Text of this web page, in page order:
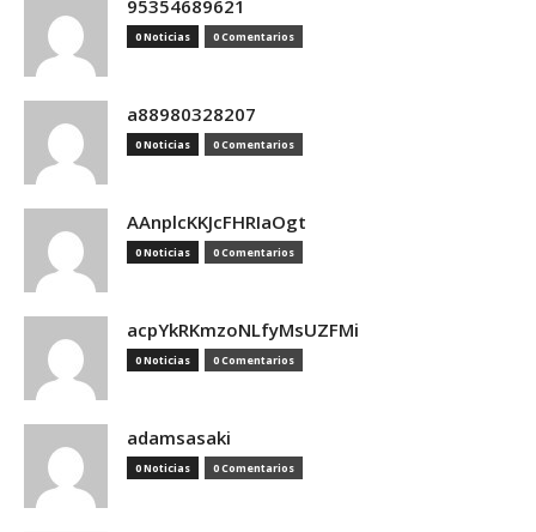
95354689621
0 Noticias 0 Comentarios
a88980328207
0 Noticias 0 Comentarios
AAnplcKKJcFHRIaOgt
0 Noticias 0 Comentarios
acpYkRKmzoNLfyMsUZFMi
0 Noticias 0 Comentarios
adamsasaki
0 Noticias 0 Comentarios